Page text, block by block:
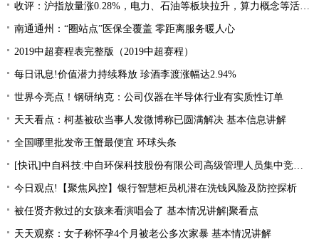
收评：沪指放量涨0.28%，电力、石油等板块拉升，算力概念等活跃 每日关注
南通通州：“圈站点”医保全覆盖 零距离服务暖人心
2019中超赛程表完整版（2019中超赛程）
每日讯息!价值潜力持续释放 珍酒李渡涨幅达2.94%
世界今亮点！钢研纳克：公司仪器在半导体行业有实质性订单
天天看点：柯基被砍当事人发微博称已圆满解决 基本信息讲解
全国哪里批发帝王蟹最便宜 环球头条
[快讯]中自科技:中自环保科技股份有限公司高级管理人员集中竞价减持股份进展|观焦点
今日观点!【聚焦风控】银行智慧柜员机潜在洗钱风险及防控探析
被任贤齐救过的女孩来看演唱会了 基本情况讲解|聚看点
天天观察：女子称怀孕4个月被老公多次家暴 基本情况讲解